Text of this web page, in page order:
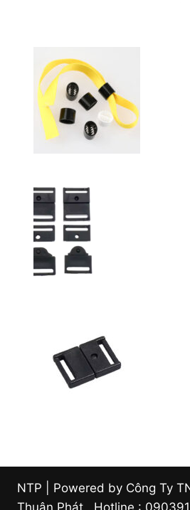
NTP | Powered by Công Ty